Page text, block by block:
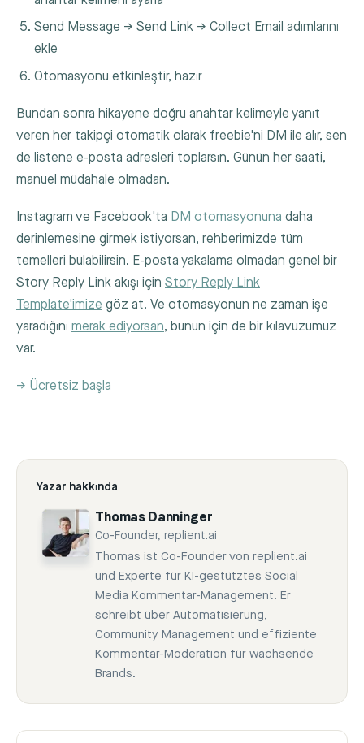
Send Message → Send Link → Collect Email adımlarını
ekle
Otomasyonu etkinleştir, hazır
Bundan sonra hikayene doğru anahtar kelimeyle yanıt
veren her takipçi otomatik olarak freebie'ni DM ile alır, sen
de listene e-posta adresleri toplarsın. Günün her saati,
manuel müdahale olmadan.
Instagram ve Facebook'ta DM otomasyonuna daha
derinlemesine girmek istiyorsan, rehberimizde tüm
temelleri bulabilirsin. E-posta yakalama olmadan genel bir
Story Reply Link akışı için Story Reply Link
Template'imize göz at. Ve otomasyonun ne zaman işe
yaradığını merak ediyorsan, bunun için de bir kılavuzumuz
var.
→ Ücretsiz başla
Yazar hakkında
Thomas Danninger
Co-Founder, replient.ai
Thomas ist Co-Founder von replient.ai
und Experte für KI-gestütztes Social
Media Kommentar-Management. Er
schreibt über Automatisierung,
Community Management und effiziente
Kommentar-Moderation für wachsende
Brands.